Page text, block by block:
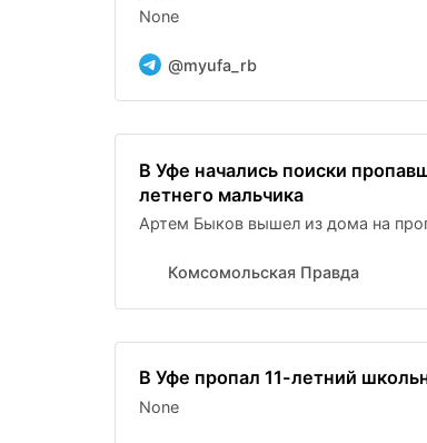
None
@myufa_rb
В Уфе начались поиски
летнего мальчика
Артем Быков вышел из дома на
Комсомольская Правда
В Уфе пропал 11-летний
None